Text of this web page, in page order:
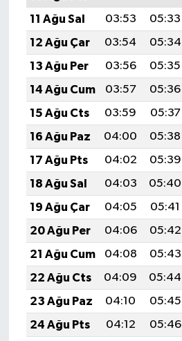
11 Ağu Sal
03:53 05:33
12 Ağu Çar
03:54 05:34
13 Ağu Per
03:56 05:35
14 Ağu Cum
03:57 05:36
15 Ağu Cts
03:59 05:37
16 Ağu Paz
04:00 05:38
17 Ağu Pts
04:02 05:39
18 Ağu Sal
04:03 05:40
19 Ağu Çar
04:05 05:41
20 Ağu Per
04:06 05:42
21 Ağu Cum
04:08 05:43
22 Ağu Cts
04:09 05:44
23 Ağu Paz
04:10 05:45
24 Ağu Pts
04:12 05:46